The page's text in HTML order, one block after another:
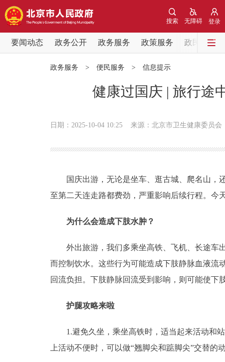
登录
无障碍
搜索
要闻动态 政务公开 政务服务 政策服务
政民互动
市领导
政策兑现
决策公开
政务服务
个人服务
便民服务
政务服务 > 便民服务 > 信息提示
健康过国庆 | 旅行途
日期：2025-10-04 10:25 来源：北京市卫生健康委员会
国庆出游，无论是坐车、逛古城、爬名山，还
至第二天连走路都费劲，严重影响后续行程。今
为什么会造成下肢水肿？
外出旅游，我们多乘坐高铁、飞机、长途车出
而控制饮水。这些行为可能造成下肢静脉血液流
回流负担。下肢静脉回流受到影响，则可能使下
护腿攻略来啦
1.避免久坐，乘坐高铁时，适当起来活动和站
上活动不便时，可以做“翘脚尖和踮脚尖”交替